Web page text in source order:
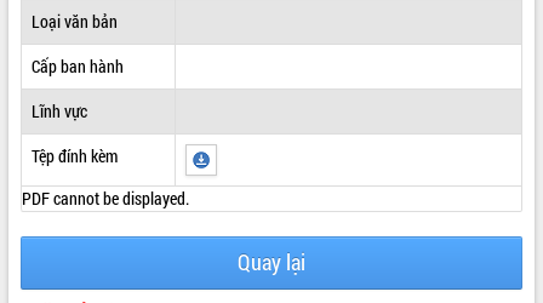
Loại văn bản
Cấp ban hành
Lĩnh vực
Tệp đính kèm
PDF cannot be displayed.
Quay lại